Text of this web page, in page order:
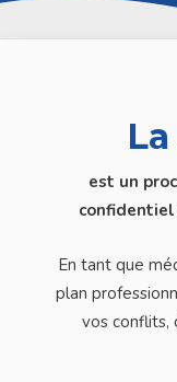
est un
En tant que
plan
vos conflits,